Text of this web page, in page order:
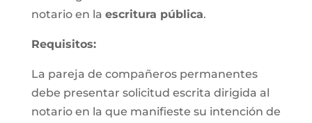
notario en la escritura pública.
Requisitos:
La pareja de compañeros permanentes
debe presentar solicitud escrita dirigida al
notario en la que manifieste su intención de